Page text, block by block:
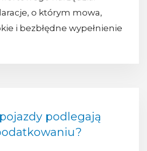
o którym mowa,
i bezbłędne wypełnienie
podlegają